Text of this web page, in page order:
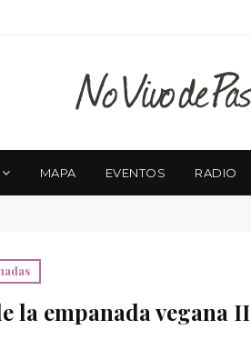
MAPA EVENTOS RADIO
la empanada vegana II